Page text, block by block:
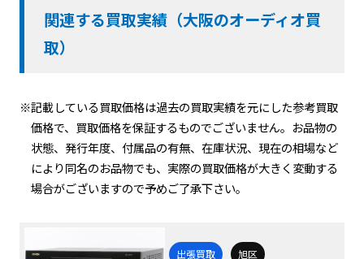
関連する買取実績（大阪のオーディオ買
取）
※記載している買取価格は過去の買取実績を元にした参考買取
価格で、買取価格を保証するものでございません。お品物の
状態、発行年度、付属品の有無、在庫状況、現在の相場など
により同名のお品物でも、実際の買取価格が大きく変動する
場合がございますので予めご了承下さい。
出張買取 旭区